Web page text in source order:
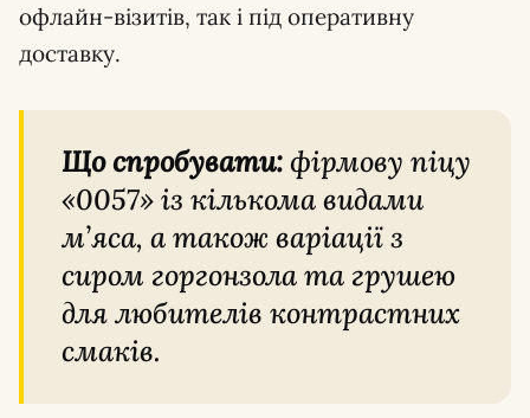
офлайн-візитів, так і під оперативну
доставку.
Що спробувати:фірмову піцу
«0057» із кількома видами
м’яса, а також варіації з
сиром горгонзола та грушею
для любителів контрастних
смаків.